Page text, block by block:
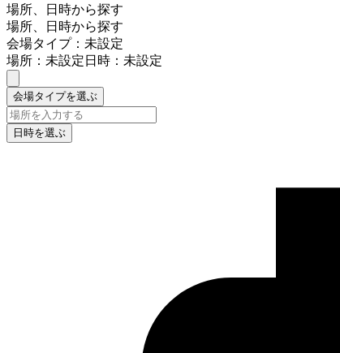
場所、日時から探す
場所、日時から探す
会場タイプ：未設定
場所：未設定日時：未設定
会場タイプを選ぶ
日時を選ぶ